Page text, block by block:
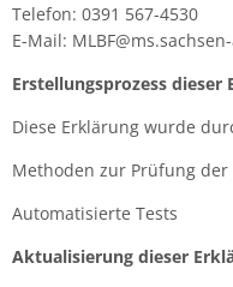
Telefon: 0391 567-4530
E-Mail:
Erstellungsprozess dieser
Diese Erklärung wurde
Methoden zur Prüfung
Automatisierte Tests
Aktualisierung dieser